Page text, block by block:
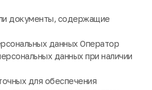
документы, содержащие
данных Оператор
данных при наличии
для обеспечения